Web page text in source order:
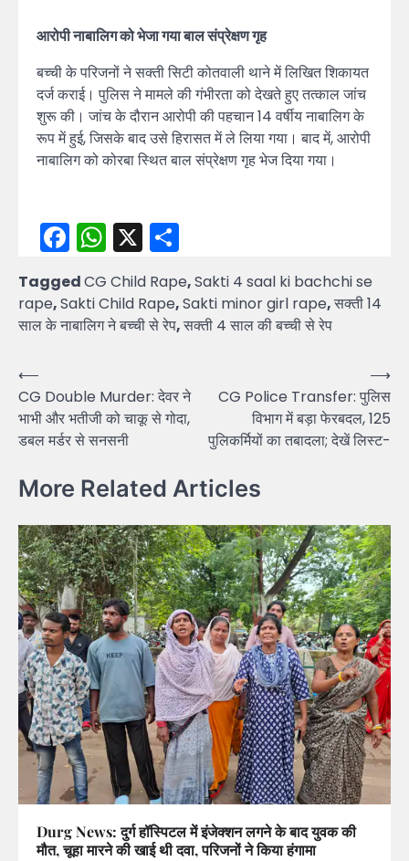
आरोपी नाबालिग को भेजा गया बाल संप्रेक्षण गृह
बच्ची के परिजनों ने सक्ती सिटी कोतवाली थाने में लिखित शिकायत
दर्ज कराई। पुलिस ने मामले की गंभीरता को देखते हुए तत्काल जांच
शुरू की। जांच के दौरान आरोपी की पहचान 14 वर्षीय नाबालिग के
रूप में हुई, जिसके बाद उसे हिरासत में ले लिया गया। बाद में, आरोपी
नाबालिग को कोरबा स्थित बाल संप्रेक्षण गृह भेज दिया गया।
Facebook
WhatsApp
X
TaggedCG Child Rape,Sakti 4 saal ki bachchi se
rape,Sakti Child Rape,Sakti minor girl rape,सक्ती 14
साल के नाबालिग ने बच्ची से रेप,सक्ती 4 साल की बच्ची से रेप
Post
navigation
⟵
CG Double Murder: देवर ने
भाभी और भतीजी को चाकू से गोदा,
डबल मर्डर से सनसनी
CG Police Transfer: पुलिस
विभाग में बड़ा फेरबदल, 125
पुलिकर्मियों का तबादला; देखें लिस्ट-
⟶
More Related Articles
Durg News: दुर्ग हॉस्पिटल में इंजेक्शन लगने के बाद युवक की
मौत, चूहा मारने की खाई थी दवा, परिजनों ने किया हंगामा